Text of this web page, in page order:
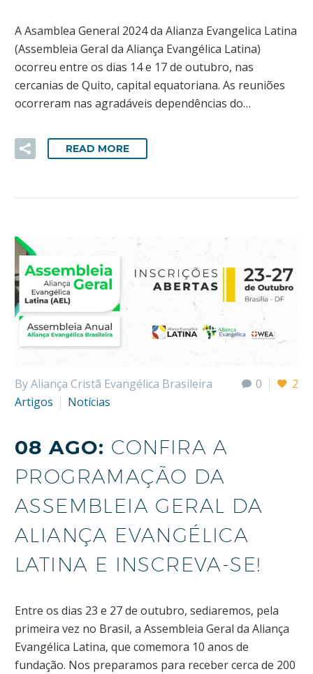
A Asamblea General 2024 da Alianza Evangelica Latina
(Assembleia Geral da Aliança Evangélica Latina)
ocorreu entre os dias 14 e 17 de outubro, nas
cercanias de Quito, capital equatoriana. As reuniões
ocorreram nas agradáveis dependências do…
READ MORE
0 2
By Aliança Cristã Evangélica Brasileira
Artigos
Notícias
08 AGO: CONFIRA A
PROGRAMAÇÃO DA
ASSEMBLEIA GERAL DA
ALIANÇA EVANGÉLICA
LATINA E INSCREVA-SE!
Entre os dias 23 e 27 de outubro, sediaremos, pela
primeira vez no Brasil, a Assembleia Geral da Aliança
Evangélica Latina, que comemora 10 anos de
fundação. Nos preparamos para receber cerca de 200